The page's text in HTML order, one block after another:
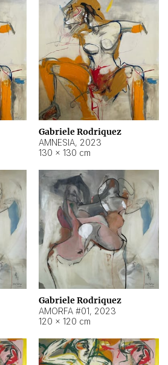
Gabriele Rodriquez
AMNESIA, 2023
130 × 130 cm
Gabriele Rodriquez
AMORFA #01, 2023
120 × 120 cm